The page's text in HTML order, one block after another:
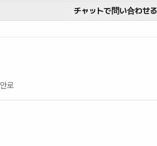
チャットで問い合わせる
로